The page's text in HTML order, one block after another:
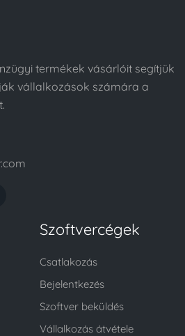
termékek vásárlóit segítjük
vállalkozások számára a
Szoftvercégek
Csatlakozás
Bejelentkezés
Szoftver beküldés
Vállalkozás átvétele